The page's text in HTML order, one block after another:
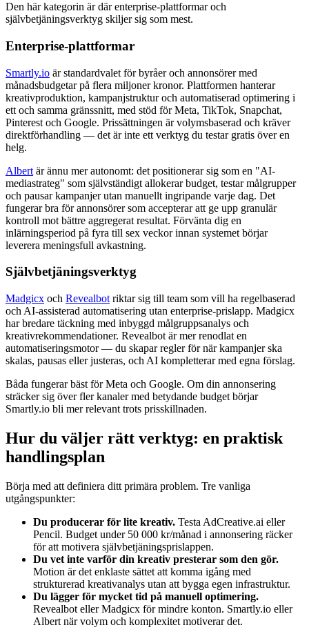
Den här kategorin är där enterprise-plattformar och
självbetjäningsverktyg skiljer sig som mest.
Enterprise-plattformar
Smartly.io är standardvalet för byråer och annonsörer med
månadsbudgetar på flera miljoner kronor. Plattformen hanterar
kreativproduktion, kampanjstruktur och automatiserad optimering i
ett och samma gränssnitt, med stöd för Meta, TikTok, Snapchat,
Pinterest och Google. Prissättningen är volymsbaserad och kräver
direktförhandling — det är inte ett verktyg du testar gratis över en
helg.
Albert är ännu mer autonomt: det positionerar sig som en "AI-
mediastrateg" som självständigt allokerar budget, testar målgrupper
och pausar kampanjer utan manuellt ingripande varje dag. Det
fungerar bra för annonsörer som accepterar att ge upp granulär
kontroll mot bättre aggregerat resultat. Förvänta dig en
inlärningsperiod på fyra till sex veckor innan systemet börjar
leverera meningsfull avkastning.
Självbetjäningsverktyg
Madgicx och Revealbot riktar sig till team som vill ha regelbaserad
och AI-assisterad automatisering utan enterprise-prislapp. Madgicx
har bredare täckning med inbyggd målgruppsanalys och
kreativrekommendationer. Revealbot är mer renodlat en
automatiseringsmotor — du skapar regler för när kampanjer ska
skalas, pausas eller justeras, och AI kompletterar med egna förslag.
Båda fungerar bäst för Meta och Google. Om din annonsering
sträcker sig över fler kanaler med betydande budget börjar
Smartly.io bli mer relevant trots prisskillnaden.
Hur du väljer rätt verktyg: en praktisk
handlingsplan
Börja med att definiera ditt primära problem. Tre vanliga
utgångspunkter:
Du producerar för lite kreativ. Testa AdCreative.ai eller
Pencil. Budget under 50 000 kr/månad i annonsering räcker
för att motivera självbetjäningsprislappen.
Du vet inte varför din kreativ presterar som den gör.
Motion är det enklaste sättet att komma igång med
strukturerad kreativanalys utan att bygga egen infrastruktur.
Du lägger för mycket tid på manuell optimering.
Revealbot eller Madgicx för mindre konton. Smartly.io eller
Albert när volym och komplexitet motiverar det.